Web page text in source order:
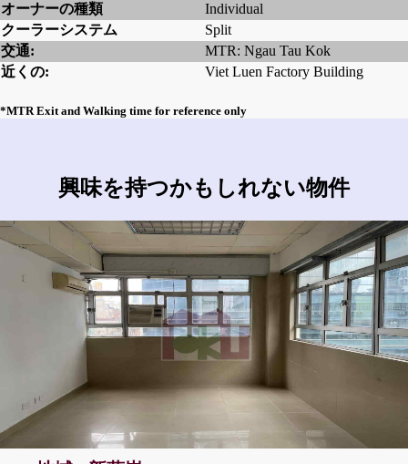
オーナーの種類
Individual
クーラーシステム
Split
交通:
MTR: Ngau Tau Kok
近くの:
Viet Luen Factory Building
*MTR Exit and Walking time for reference only
興味を持つかもしれない物件